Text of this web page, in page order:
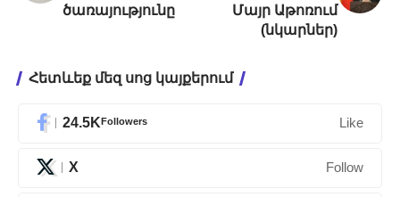
ծառայությունը
Մայր Աթոռում
(նկարներ)
Հետևեք մեզ սոց կայքերում
24.5KFollowers Like
X Follow